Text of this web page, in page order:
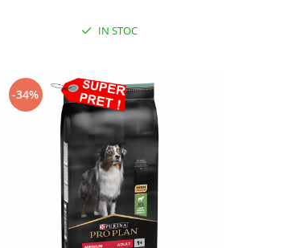
IN STOC
-34%